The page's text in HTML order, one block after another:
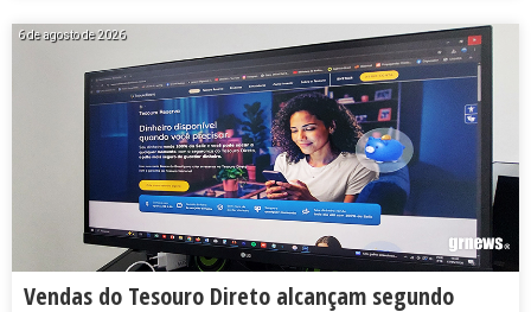
6 de agosto de 2026
Vendas do Tesouro Direto alcançam segundo